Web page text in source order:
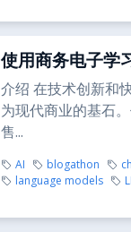
使用商务电子学
介绍 在技术创新和
为现代商业的基石
售...
AI blogathon
language models